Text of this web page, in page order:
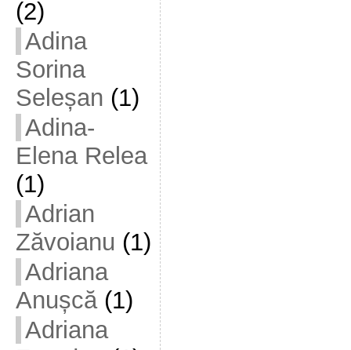
(2)
Adina
Sorina
Seleșan (1)
Adina-
Elena Relea
(1)
Adrian
Zăvoianu (1)
Adriana
Anușcă(1)
Adriana